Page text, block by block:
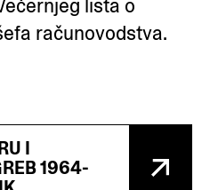
lista o
računovodstva.
I
1964-